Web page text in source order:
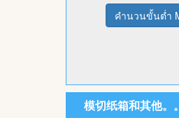
模切纸箱和其他。